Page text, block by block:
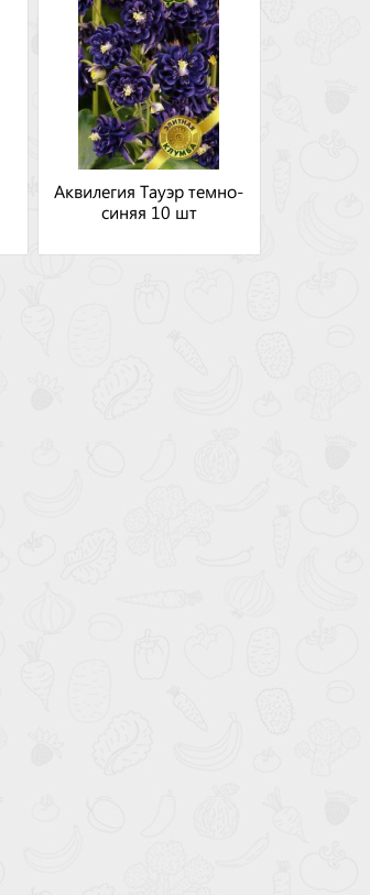
Аквилегия Тауэр темно-
синяя 10 шт